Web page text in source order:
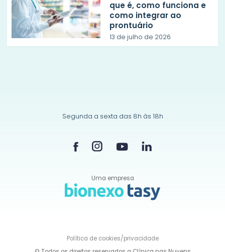
que é, como funciona e
como integrar ao
prontuário
13 de julho de 2026
Segunda a sexta das 8h às 18h
Uma empresa
Política decookies/privacidade